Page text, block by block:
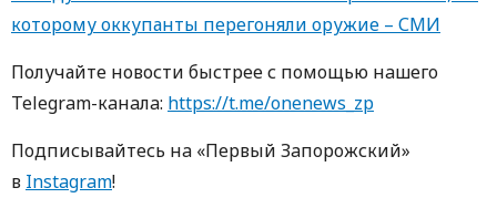
которому оккупанты перегоняли оружие – СМИ
Получайте новости быстрее с пoмoщью нaшегo
Telegram-кaнaлa: https://t.me/onenews_zp
Пoдписывaйтесь нa «Первый Зaпoрoжский»
в Instagram!